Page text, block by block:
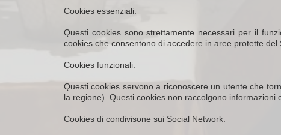
Cookies essenziali:
Questi cookies sono strettamente necessari per il
cookies che consentono di accedere in aree protette
Cookies funzionali:
Questi cookies servono a riconoscere un utente che
la regione). Questi cookies non raccolgono
Cookies di condivisone sui Social Network: